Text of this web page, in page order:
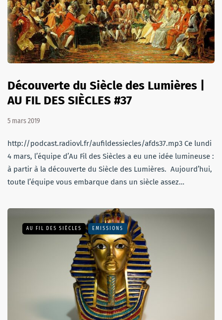
Découverte du Siècle des Lumières |
AU FIL DES SIÈCLES #37
5 mars 2019
http://podcast.radiovl.fr/aufildessiecles/afds37.mp3 Ce lundi
4 mars, l’équipe d’Au Fil des Siècles a eu une idée lumineuse :
à partir à la découverte du Siècle des Lumières. Aujourd’hui,
toute l’équipe vous embarque dans un siècle assez…
AU FIL DES SIÈCLES EMISSIONS